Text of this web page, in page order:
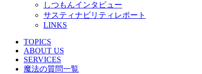
しつもんインタビュー
サスティナビリティレポート
LINKS
TOPICS
ABOUT US
SERVICES
魔法の質問一覧